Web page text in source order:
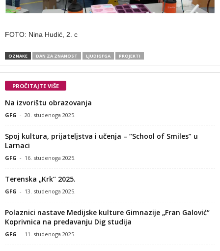
FOTO: Nina Hudić, 2. c
OZNAKE DAN ZA ZNANOST LJUDIGFGA PROJEKTI
PROČITAJTE VIŠE
Na izvorištu obrazovanja
GFG - 20. studenoga 2025.
Spoj kultura, prijateljstva i učenja – “School of Smiles” u
Larnaci
GFG - 16. studenoga 2025.
Terenska „Krk“ 2025.
GFG - 13. studenoga 2025.
Polaznici nastave Medijske kulture Gimnazije „Fran Galović“
Koprivnica na predavanju Dig studija
GFG - 11. studenoga 2025.